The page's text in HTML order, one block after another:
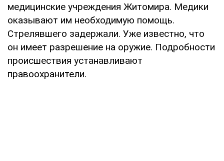
медицинские учреждения Житомира. Медики
оказывают им необходимую помощь.
Стрелявшего задержали. Уже известно, что
он имеет разрешение на оружие. Подробности
происшествия устанавливают
правоохранители.